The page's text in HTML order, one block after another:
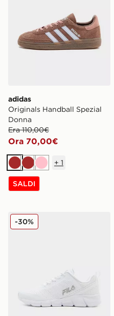
adidas
Originals Handball Spezial
Donna
Era 110,00€
Ora 70,00€
Marrone
Marrone
Rosa
+ 1
SALDI
Fila Flash Attack Donna
-30%